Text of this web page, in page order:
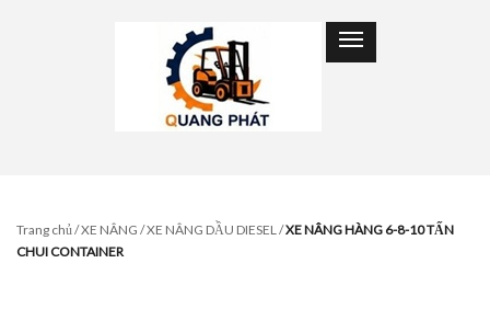
Trang chủ/XE NÂNG /XE NÂNG DẦU DIESEL/XE NÂNG HÀNG 6-8-10 TẤN
CHUI CONTAINER